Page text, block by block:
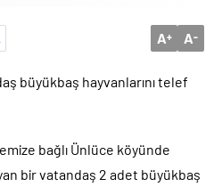
A+ A-
büyükbaş hayvanlarını telef
bağlı Ünlüce köyünde
bir vatandaş 2 adet büyükbaş